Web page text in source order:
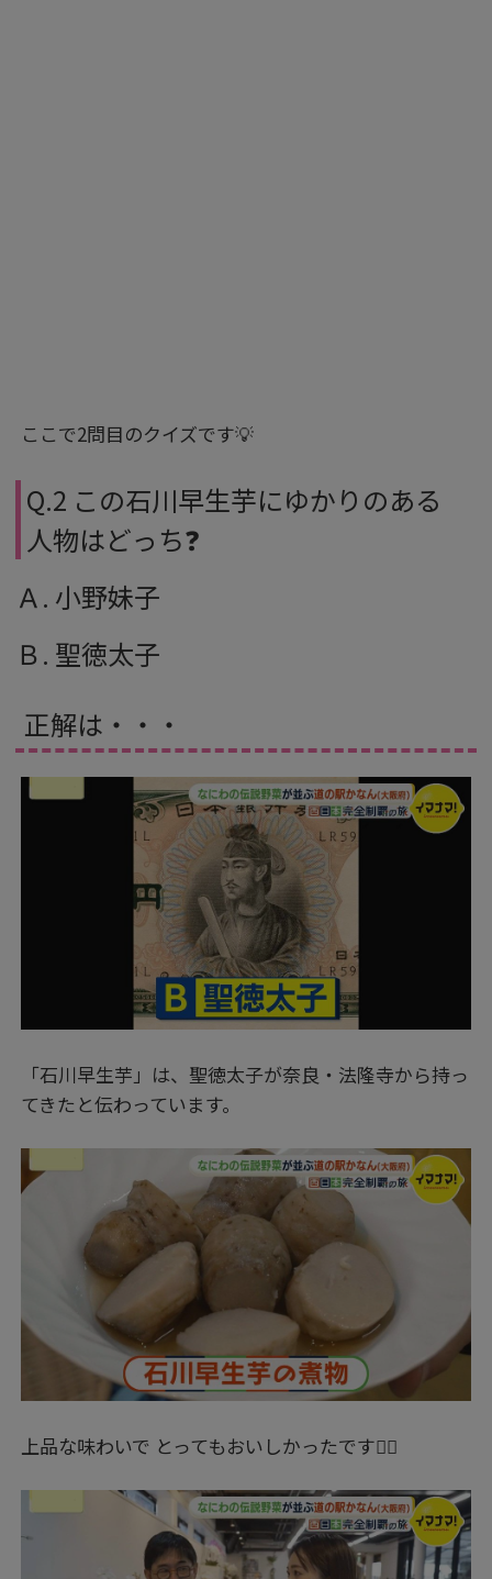
ここで2問目のクイズです💡
Q.2 この石川早生芋にゆかりのある
人物はどっち❓
Ａ. 小野妹子
Ｂ. 聖徳太子
正解は・・・
「石川早生芋」は、聖徳太子が奈良・法隆寺から持っ
てきたと伝わっています。
上品な味わいで とってもおいしかったです👍🏻